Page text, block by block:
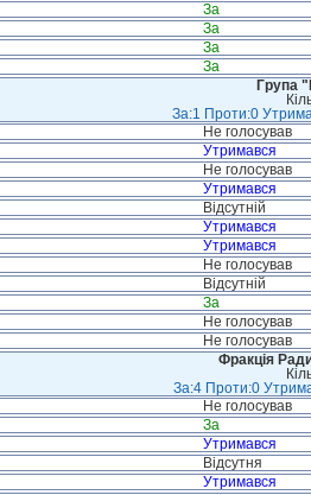
За
За
За
За
Група
За:1 Проти:0
Не голосував
Утримався
Не голосував
Утримався
Відсутній
Утримався
Утримався
Не голосував
Відсутній
За
Не голосував
Не голосував
Фракція
За:4 Проти:0
Не голосував
За
Утримався
Відсутня
Утримався